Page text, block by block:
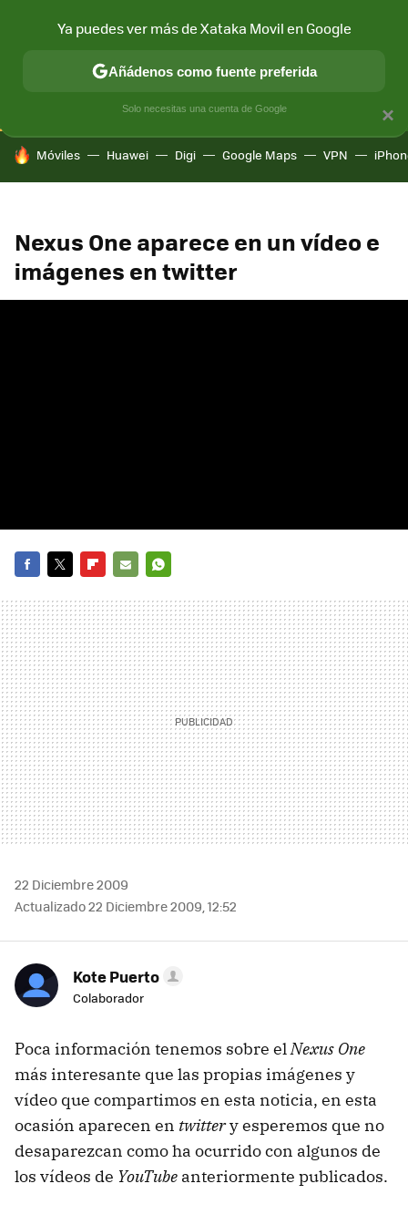
CONECTIVIDAD MÓVIL Y SOCIEDAD APLICACIONES
HOY SE HABLA DE
Móviles Huawei Digi Google Maps VPN
Nexus One aparece en un vídeo e
imágenes en twitter
MAIL
22 Diciembre 2009
Actualizado 22 Diciembre 2009, 12:52
Kote Puerto
Colaborador
Poca información tenemos sobre elNexus One
más interesante que las propias imágenes y
vídeo que compartimos en esta noticia, en esta
ocasión aparecen en twittery esperemos que no
desaparezcan como ha ocurrido con algunos de
los vídeos de YouTube anteriormente publicados.
×
Ya puedes ver más de Xataka Movil en Google
Añádenos como fuente preferida
Solo necesitas una cuenta de Google